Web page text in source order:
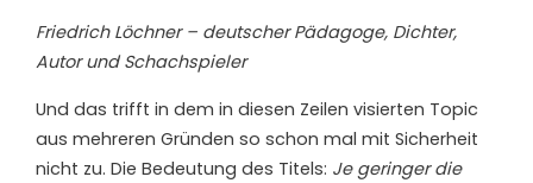
Friedrich Löchner – deutscher Pädagoge, Dichter,
Autor und Schachspieler
Und das trifft in dem in diesen Zeilen visierten Topic
aus mehreren Gründen so schon mal mit Sicherheit
nicht zu. Die Bedeutung des Titels: Je geringer die